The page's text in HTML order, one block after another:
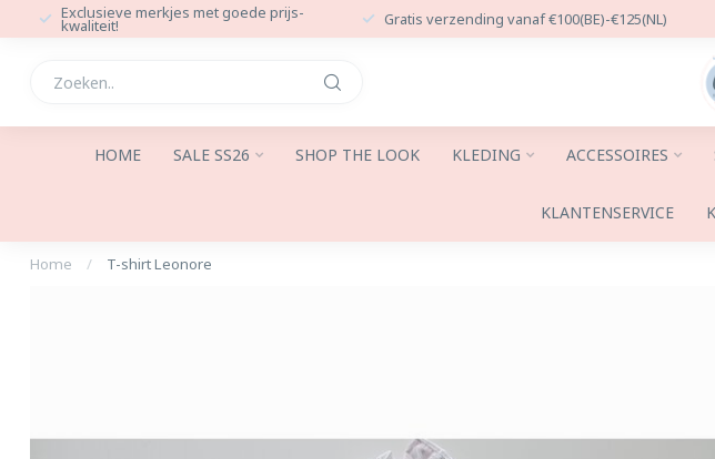
Exclusieve merkjes met goede prijs-
kwaliteit! Gratis verzending vanaf €100(BE)-€125(NL)
HOME SALE SS26 SHOP THE LOOK KLEDING ACCESSOIRES
KLANTENSERVICE
Home / T-shirt Leonore